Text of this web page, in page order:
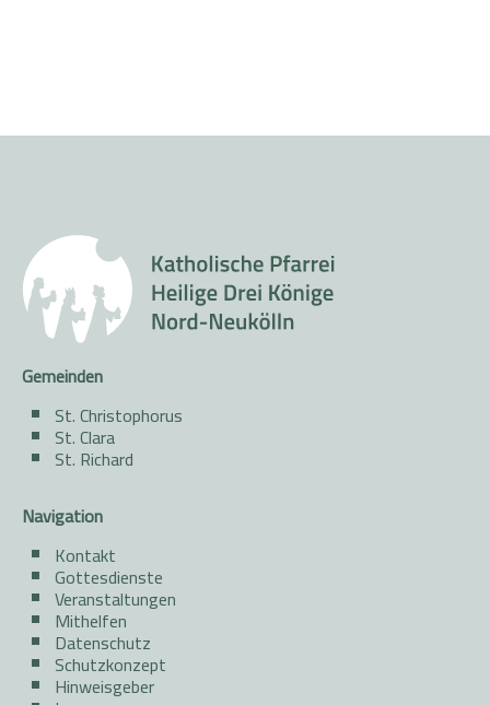
Gemeinden
St. Christophorus
St. Clara
St. Richard
Navigation
Kontakt
Gottesdienste
Veranstaltungen
Mithelfen
Datenschutz
Schutzkonzept
Hinweisgeber